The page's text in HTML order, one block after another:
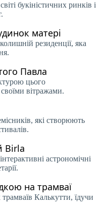
букіністичних ринків і
матері
резиденції, яка
Павла
цього
вітражами.
які створюють
Birla
астрономічні
на трамваї
трамваїв Калькутти, їдучи